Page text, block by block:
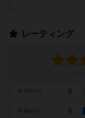
レーティング
0
4